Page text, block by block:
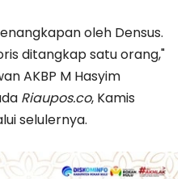
oleh Densus.
ditangkap satu orang,"
AKBP M Hasyim
Riaupos.co, Kamis
selulernya.